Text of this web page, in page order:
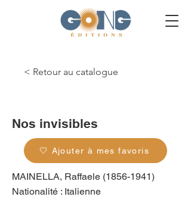
< Retour au catalogue
Nos invisibles
🤍 Ajouter à mes favoris
MAINELLA, Raffaele (1856-1941)
Nationalité : Italienne